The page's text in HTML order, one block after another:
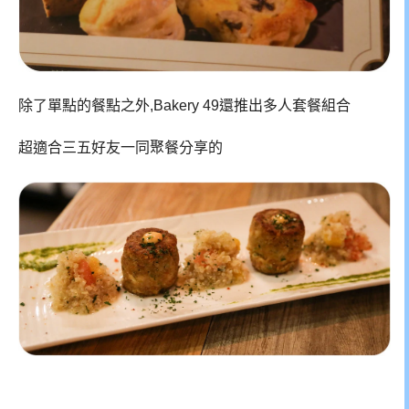
除了單點的餐點之外,Bakery 49還推出多人套餐組合
超適合三五好友一同聚餐分享的